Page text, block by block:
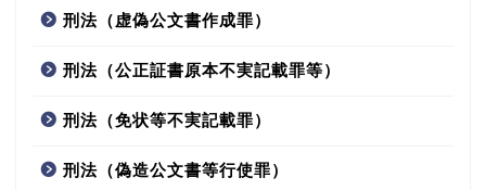
刑法（虚偽公文書作成罪）
刑法（公正証書原本不実記載罪等）
刑法（免状等不実記載罪）
刑法（偽造公文書等行使罪）